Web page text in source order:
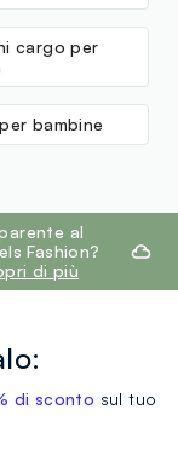
cargo per
bambine
al
Fashion?
di più
di sconto sul tuo